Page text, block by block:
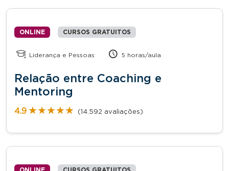
ONLINE CURSOS GRATUITOS
Liderança e Pessoas 5 horas/aula
Relação entre Coaching e
Mentoring
4.9 ★★★★★
★★★★★ (14.592 avaliações)